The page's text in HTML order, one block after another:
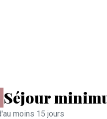
Séjour
moins 15 jours